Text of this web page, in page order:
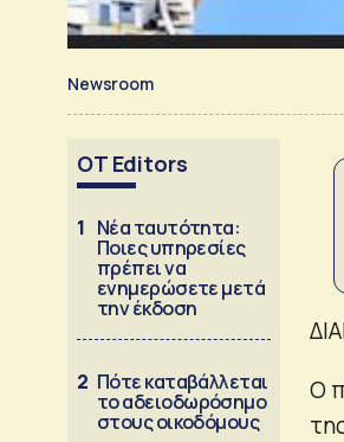
Newsroom
OT Editors
1 Νέα ταυτότητα:
Ποιες υπηρεσίες
πρέπει να
ενημερώσετε μετά
την έκδοση
2 Πότε καταβάλλεται
το αδειοδωρόσημο
στους οικοδόμους
Ο